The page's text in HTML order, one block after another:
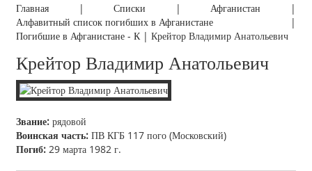
Главная |Списки | Афганистан |
Алфавитный список погибших в Афганистане |
Погибшие в Афганистане - К |Крейтор Владимир Анатольевич
Крейтор Владимир Анатольевич
Звание: рядовой
Воинская часть: ПВ КГБ 117 пого (Московский)
Погиб: 29 марта 1982 г.